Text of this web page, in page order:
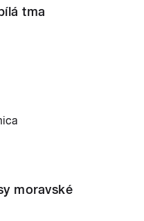
tma
moravské